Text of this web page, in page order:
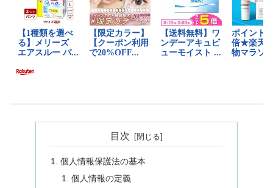
目次
個人情報保護法の基本
個人情報の定義